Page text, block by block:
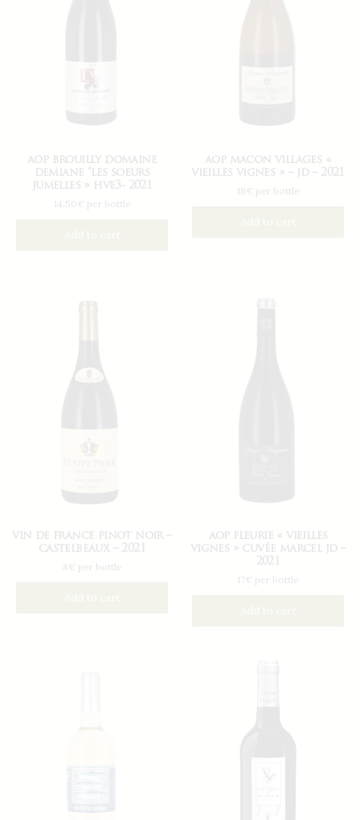
aop brouilly domaine
demiane “les soeurs
jumelles » hve3- 2021
14,50€ per bottle
aop macon villages «
vieilles vignes » – jd – 2021
18€ per bottle
vin de france pinot noir –
castelbeaux – 2021
8€ per bottle
aop fleurie « vieilles
vignes » cuvée marcel jd –
2021
17€ per bottle